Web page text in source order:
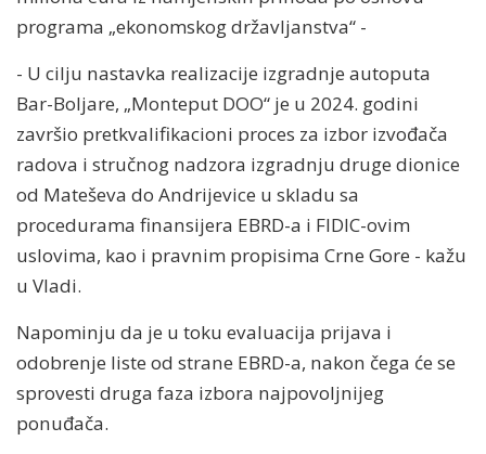
programa „ekonomskog državljanstva“ -
- U cilju nastavka realizacije izgradnje autoputa
Bar-Boljare, „Monteput DOO“ je u 2024. godini
završio pretkvalifikacioni proces za izbor izvođača
radova i stručnog nadzora izgradnju druge dionice
od Mateševa do Andrijevice u skladu sa
procedurama finansijera EBRD-a i FIDIC-ovim
uslovima, kao i pravnim propisima Crne Gore - kažu
u Vladi.
Napominju da je u toku evaluacija prijava i
odobrenje liste od strane EBRD-a, nakon čega će se
sprovesti druga faza izbora najpovoljnijeg
ponuđača.